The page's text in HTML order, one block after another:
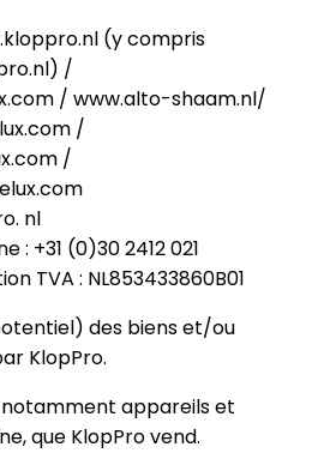
(y compris
/
/ www.alto-shaam.nl/
/
/
nl
: +31 (0)30 2412 021
TVA : NL853433860B01
des biens et/ou
KlopPro.
notamment appareils et
que KlopPro vend.